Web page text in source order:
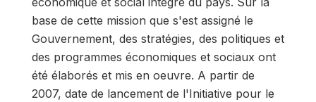
base de cette mission que s'est assigné le
Gouvernement, des stratégies, des politiques et
des programmes économiques et sociaux ont
été élaborés et mis en oeuvre. A partir de
2007, date de lancement de l'Initiative pour le